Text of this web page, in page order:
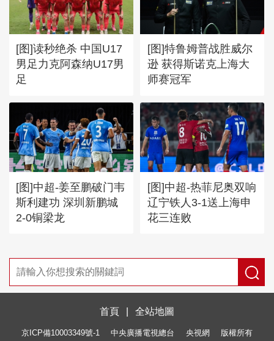
[图]读秒绝杀 中国U17
男足力克阿森纳U17男
足
[图]特鲁姆普战胜威尔
逊 获得斯诺克上海大
师赛冠军
[图]中超-姜至鹏破门韦
斯利建功 深圳新鹏城
2-0铜梁龙
[图]中超-热菲尼奥双响
辽宁铁人3-1送上海申
花三连败
首頁 全站地圖
京ICP備10003349號-1 中央廣播電視總台 央視網 版權所有